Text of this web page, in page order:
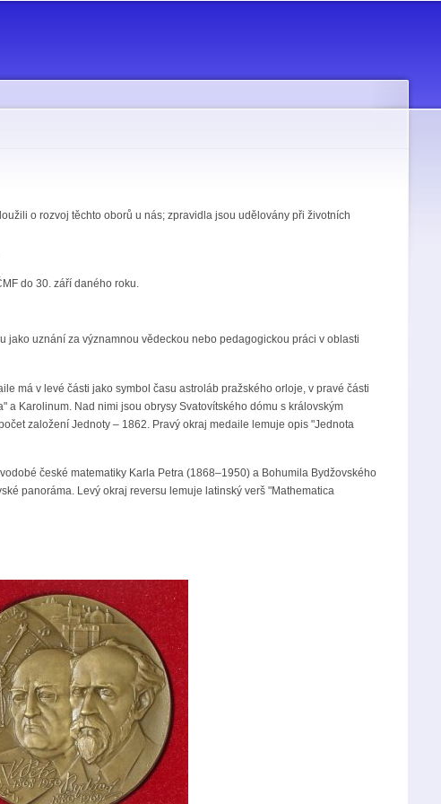
o rozvoj těchto oborů u nás; zpravidla jsou udělovány při životních
do 30. září daného roku.
jako uznání za významnou vědeckou nebo pedagogickou práci v oblasti
má v levé části jako symbol času astroláb pražského orloje, v pravé části
Karolinum. Nad nimi jsou obrysy Svatovítského dómu s královským
založení Jednoty – 1862. Pravý okraj medaile lemuje opis "Jednota
české matematiky Karla Petra (1868–1950) a Bohumila Bydžovského
panoráma. Levý okraj reversu lemuje latinský verš "Mathematica